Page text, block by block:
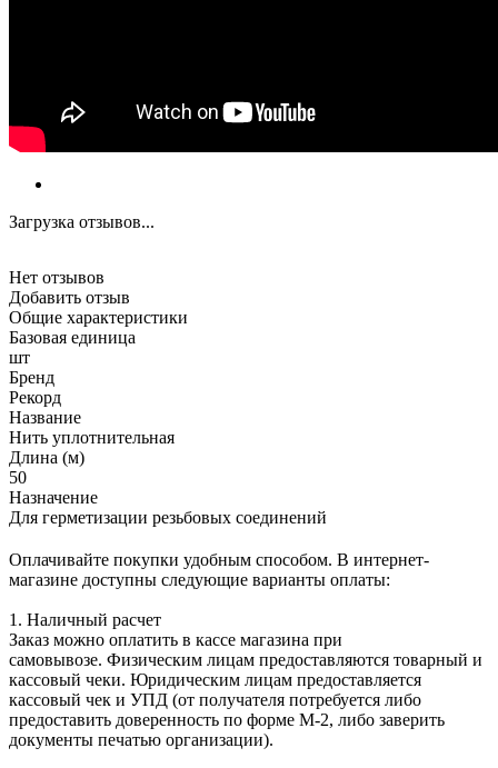
Загрузка отзывов...
Нет отзывов
Добавить отзыв
Общие характеристики
Базовая единица
шт
Бренд
Рекорд
Название
Нить уплотнительная
Длина (м)
50
Назначение
Для герметизации резьбовых соединений
Оплачивайте покупки удобным способом. В интернет-
магазине доступны следующие варианты оплаты:
1. Наличный расчет
Заказ можно оплатить в кассе магазина при
самовывозе. Физическим лицам предоставляются товарный и
кассовый чеки. Юридическим лицам предоставляется
кассовый чек и УПД (от получателя потребуется либо
предоставить доверенность по форме М-2, либо заверить
документы печатью организации).